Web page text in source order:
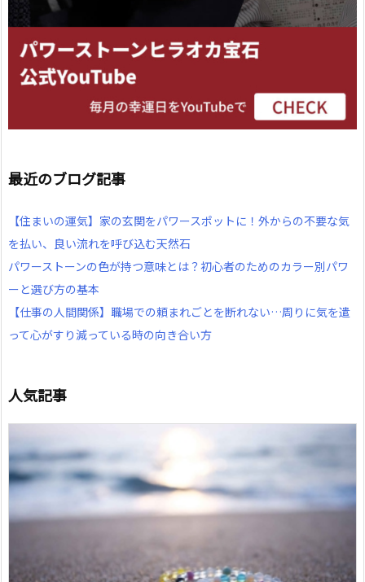
最近のブログ記事
【住まいの運気】家の玄関をパワースポットに！外からの不要な気
を払い、良い流れを呼び込む天然石
パワーストーンの色が持つ意味とは？初心者のためのカラー別パワ
ーと選び方の基本
【仕事の人間関係】職場での頼まれごとを断れない…周りに気を遣
って心がすり減っている時の向き合い方
人気記事